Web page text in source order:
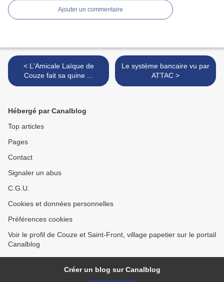
Ajouter un commentaire
< L'Amicale Laïque de
Couze fait sa quine ...
Le système bancaire vu par
ATTAC >
Hébergé par Canalblog
Top articles
Pages
Contact
Signaler un abus
C.G.U.
Cookies et données personnelles
Préférences cookies
Voir le profil de Couze et Saint-Front, village papetier sur le portail
Canalblog
Créer un blog sur Canalblog